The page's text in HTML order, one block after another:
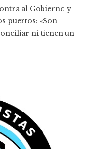
al Gobierno y
puertos: «Son
ni tienen un